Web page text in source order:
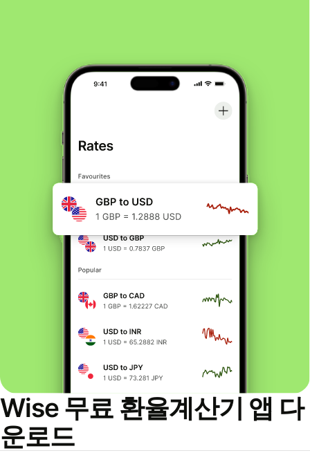
Wise 무료 환율계산기 앱 다
운로드